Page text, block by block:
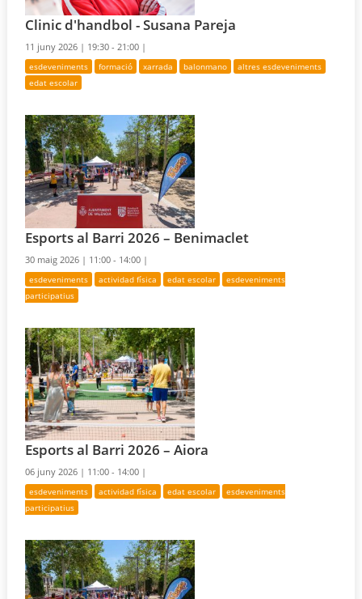
Clinic d'handbol - Susana Pareja
11 juny 2026 | 19:30 - 21:00 |
esdeveniments formació xarrada balonmano
altres esdeveniments
edat escolar
Esports al Barri 2026 – Benimaclet
30 maig 2026 | 11:00 - 14:00 |
esdeveniments actividad física edat escolar
esdeveniments
participatius
Esports al Barri 2026 – Aiora
06 juny 2026 | 11:00 - 14:00 |
esdeveniments actividad física edat escolar
esdeveniments
participatius